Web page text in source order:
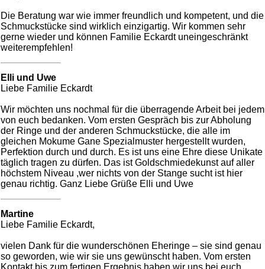
Die Beratung war wie immer freundlich und kompetent, und die
Schmuckstücke sind wirklich einzigartig. Wir kommen sehr
gerne wieder und können Familie Eckardt uneingeschränkt
weiterempfehlen!
Elli und Uwe
Liebe Familie Eckardt
Wir möchten uns nochmal für die überragende Arbeit bei jedem
von euch bedanken. Vom ersten Gespräch bis zur Abholung
der Ringe und der anderen Schmuckstücke, die alle im
gleichen Mokume Gane Spezialmuster hergestellt wurden,
Perfektion durch und durch. Es ist uns eine Ehre diese Unikate
täglich tragen zu dürfen. Das ist Goldschmiedekunst auf aller
höchstem Niveau ,wer nichts von der Stange sucht ist hier
genau richtig. Ganz Liebe Grüße Elli und Uwe
Martine
Liebe Familie Eckardt,
vielen Dank für die wunderschönen Eheringe – sie sind genau
so geworden, wie wir sie uns gewünscht haben. Vom ersten
Kontakt bis zum fertigen Ergebnis haben wir uns bei euch